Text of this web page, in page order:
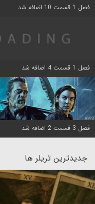
فصل 1 قسمت 10 اضافه شد
فصل 1 قسمت 4 اضافه شد
فصل 3 قسمت 2 اضافه شد
جدیدترین تریلر ها